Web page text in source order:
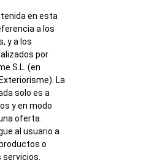
en esta
a los
y a los
por
S.L. (en
La
solo es a
y en modo
oferta
al usuario a
o